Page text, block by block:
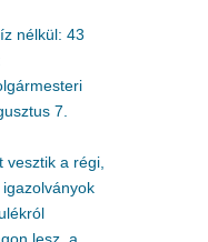
nélkül: 43
7.
a régi,